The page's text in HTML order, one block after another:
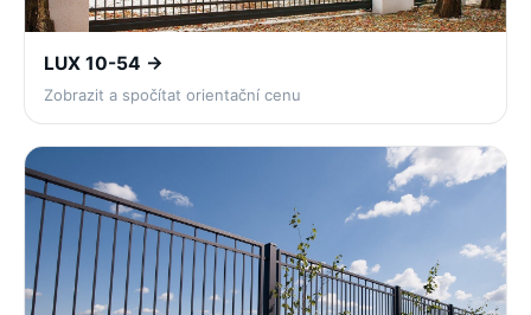
LUX 10-54 →
Zobrazit a spočítat orientační cenu